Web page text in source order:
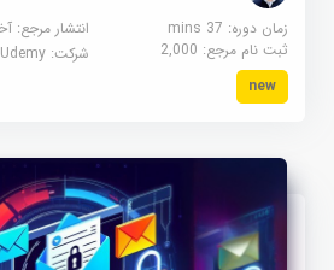
زمان دوره: 37 mins
انتشار مرجع:
ثبت نام مرجع:2,000 شرکت:Udemy (یودمی)
new